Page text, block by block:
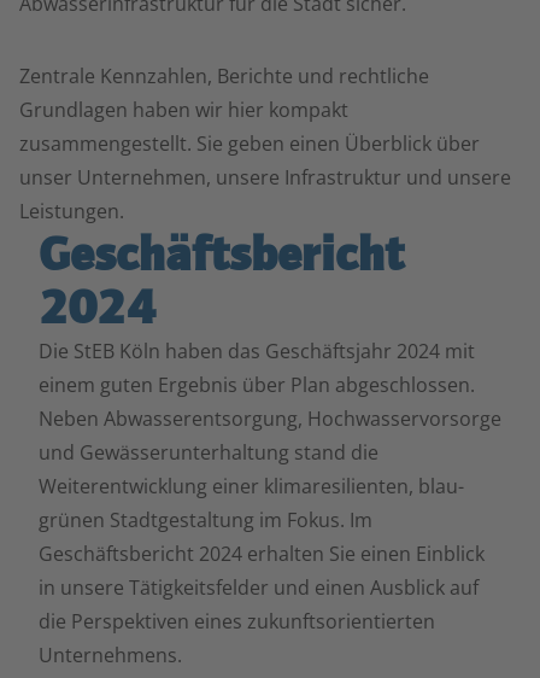
Zentrale Kennzahlen, Berichte und rechtliche
Grundlagen haben wir hier kompakt
zusammengestellt. Sie geben einen Überblick über
unser Unternehmen, unsere Infrastruktur und unsere
Leistungen.
Geschäftsbericht
2024
Die StEB Köln haben das Geschäftsjahr 2024 mit
einem guten Ergebnis über Plan abgeschlossen.
Neben Abwasserentsorgung, Hochwasservorsorge
und Gewässerunterhaltung stand die
Weiterentwicklung einer klimaresilienten, blau-
grünen Stadtgestaltung im Fokus. Im
Geschäftsbericht 2024 erhalten Sie einen Einblick
in unsere Tätigkeitsfelder und einen Ausblick auf
die Perspektiven eines zukunftsorientierten
Unternehmens.